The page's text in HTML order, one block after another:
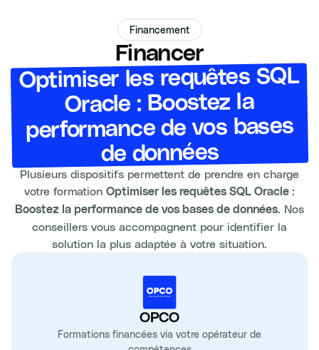
Financement
Financer
Optimiser les requêtes SQL
Oracle : Boostez la
performance de vos bases
de données
Plusieurs dispositifs permettent de prendre en charge
votre formation Optimiser les requêtes SQL Oracle :
Boostez la performance de vos bases de données. Nos
conseillers vous accompagnent pour identifier la
solution la plus adaptée à votre situation.
OPCO
Formations financées via votre opérateur de